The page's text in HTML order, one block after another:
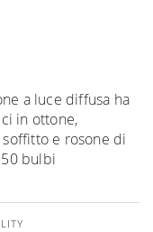
a luce diffusa ha
in ottone,
e rosone di
bulbi